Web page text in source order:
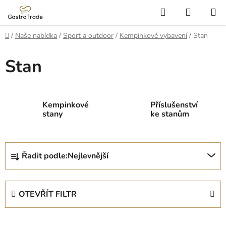
obsah
Hledat
KOŠÍK
Domů
/ Naše nabídka / Sport a outdoor / Kempinkové vybavení / Stan
Stan
Kempinkové
stany
Příslušenství
ke stanům
Ř
z
Řadit podle:Nejlevnější
OTEVŘÍT FILTR